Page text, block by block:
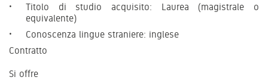
Titolo di studio acquisito: Laurea (magistrale o
equivalente)
Conoscenza lingue straniere: inglese
Contratto
Si offre